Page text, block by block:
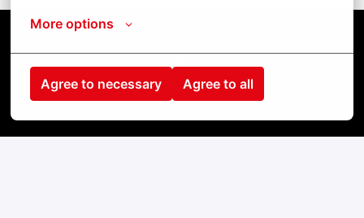
More options
Agree to necessary Agree to all
Startseite